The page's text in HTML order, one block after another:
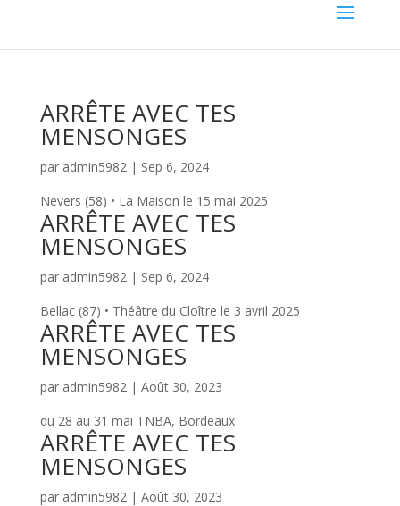
ARRÊTE AVEC TES
MENSONGES
par admin5982| Sep 6, 2024
Nevers (58) • La Maison le 15 mai 2025
ARRÊTE AVEC TES
MENSONGES
par admin5982| Sep 6, 2024
Bellac (87) • Théâtre du Cloître le 3 avril 2025
ARRÊTE AVEC TES
MENSONGES
par admin5982| Août 30, 2023
du 28 au 31 mai TNBA, Bordeaux
ARRÊTE AVEC TES
MENSONGES
par admin5982| Août 30, 2023